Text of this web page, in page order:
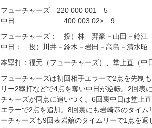
フューチャーズ 220 000 001 5
中日 400 003 02× 9
フューチャーズ： 投）林 羿豪－山田－
中日： 投）川井－鈴木－岩田－高島－清水
本塁打：福元（フューチャーズ）、堂上直（中
フューチャーズは初回相手エラーで2点を先制
リー2塁打などで4点を奪い中日が逆転。2回表
チャーズが同点に追いつく。6回裏中日は堂上
エラーで2点を追加。8回裏にも岩崎恭のタイ
ーチャーズも9回表岩舘のタイムリーで1点を